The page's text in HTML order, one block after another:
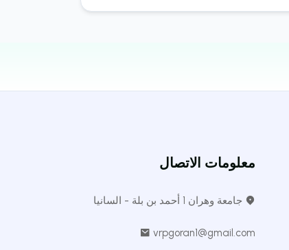
معلومات الاتصال
جامعة وهران 1 أحمد بن بلة - السانيا
vrpgoran1@gmail.com